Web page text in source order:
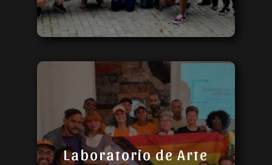
Laboratorio de Arte